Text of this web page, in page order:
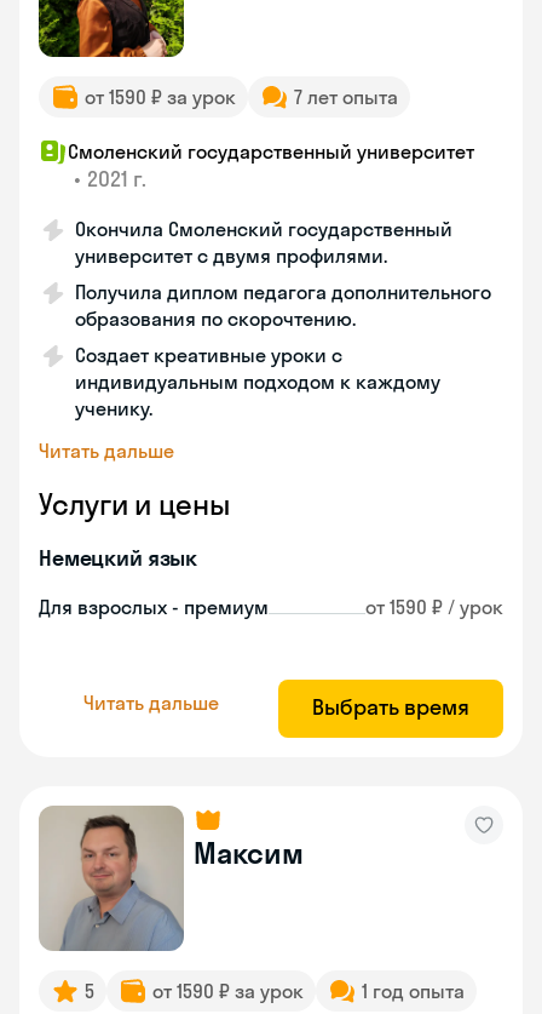
от 1590 ₽ за урок 7 лет опыта
Смоленский государственный университет
• 2021 г.
Окончила Смоленский государственный
университет с двумя профилями.
Получила диплом педагога дополнительного
образования по скорочтению.
Создает креативные уроки с
индивидуальным подходом к каждому
ученику.
Читать дальше
Услуги и цены
Немецкий язык
Для взрослых - премиум от 1590 ₽ / урок
Читать дальше Выбрать время
Максим
5 от 1590 ₽ за урок 1 год опыта